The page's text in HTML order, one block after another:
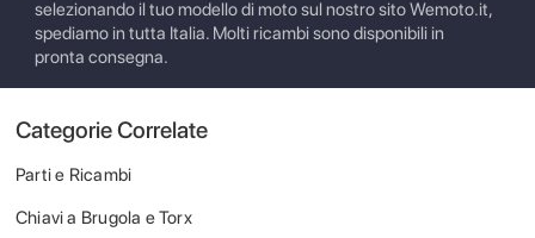
selezionando il tuo modello di moto sul nostro sito Wemoto.it,
spediamo in tutta Italia. Molti ricambi sono disponibili in
pronta consegna.
Categorie Correlate
Parti e Ricambi
Chiavi a Brugola e Torx